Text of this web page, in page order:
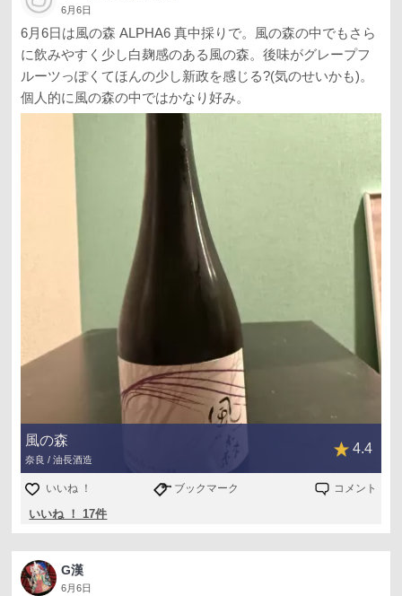
6月6日
6月6日は風の森 ALPHA6 真中採りで。風の森の中でもさら
に飲みやすく少し白麹感のある風の森。後味がグレープフ
ルーツっぽくてほんの少し新政を感じる?(気のせいかも)。
個人的に風の森の中ではかなり好み。
風の森
奈良 / 油長酒造
4.4
いいね ！ ブックマーク コメント
いいね ！ 17件
G漢
6月6日